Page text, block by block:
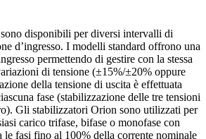
disponibili per diversi intervalli di
d’ingresso. I modelli standard offrono una
permettendo di gestire con la stessa
di tensione (±15%/±20% oppure
della tensione di uscita è effettuata
fase (stabilizzazione delle tre tensioni
Gli stabilizzatori Orion sono utilizzati per
carico trifase, bifase o monofase con
fasi fino al 100% della corrente nominale